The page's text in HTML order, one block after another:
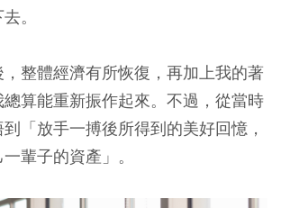
。
整體經濟有所恢復，再加上我的著
算能重新振作起來。不過，從當時
「放手一搏後所得到的美好回憶，
輩子的資產」。